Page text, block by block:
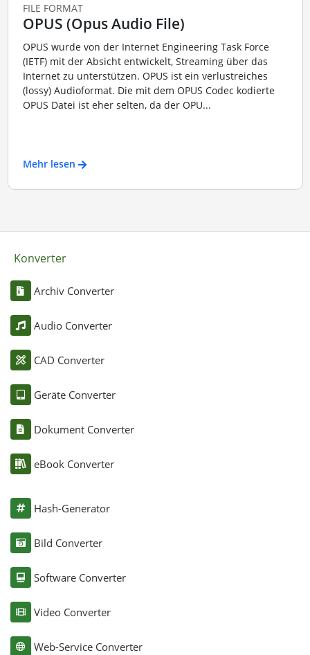
FILE FORMAT
OPUS (Opus Audio File)
OPUS wurde von der Internet Engineering Task Force
(IETF) mit der Absicht entwickelt, Streaming über das
Internet zu unterstützen. OPUS ist ein verlustreiches
(lossy) Audioformat. Die mit dem OPUS Codec kodierte
OPUS Datei ist eher selten, da der OPU...
Mehr lesen
Konverter
Archiv Converter
Audio Converter
CAD Converter
Geräte Converter
Dokument Converter
eBook Converter
Hash-Generator
Bild Converter
Software Converter
Video Converter
Web-Service Converter